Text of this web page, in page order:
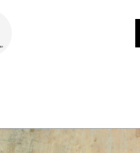
DIDATTICA
SHOP